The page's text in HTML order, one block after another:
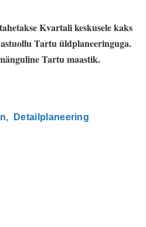
Kvartali keskusele kaks
Tartu üldplaneeringuga.
Tartu maastik.
Detailplaneering